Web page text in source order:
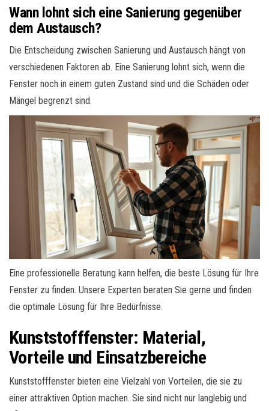
Wann lohnt sich eine Sanierung gegenüber
dem Austausch?
Die Entscheidung zwischen Sanierung und Austausch hängt von
verschiedenen Faktoren ab. Eine Sanierung lohnt sich, wenn die
Fenster noch in einem guten Zustand sind und die Schäden oder
Mängel begrenzt sind.
Eine professionelle Beratung kann helfen, die beste Lösung für Ihre
Fenster zu finden. Unsere Experten beraten Sie gerne und finden
die optimale Lösung für Ihre Bedürfnisse.
Kunststofffenster: Material,
Vorteile und Einsatzbereiche
Kunststofffenster bieten eine Vielzahl von Vorteilen, die sie zu
einer attraktiven Option machen. Sie sind nicht nur langlebig und